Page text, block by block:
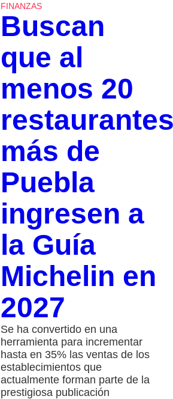
FINANZAS
Buscan
que al
menos 20
más de
Puebla
ingresen a
la Guía
Michelin en
2027
Se ha convertido en una
herramienta para incrementar
hasta en 35% las ventas de los
establecimientos que
actualmente forman parte de la
prestigiosa publicación